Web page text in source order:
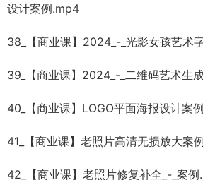
设计案例.mp4
38_【商业课】2024_-_光影女孩艺术
39_【商业课】2024_-_二维码艺术生
40_【商业课】LOGO平面海报设计案
41_【商业课】老照片高清无损放大案
42_【商业课】老照片修复补全_-_案